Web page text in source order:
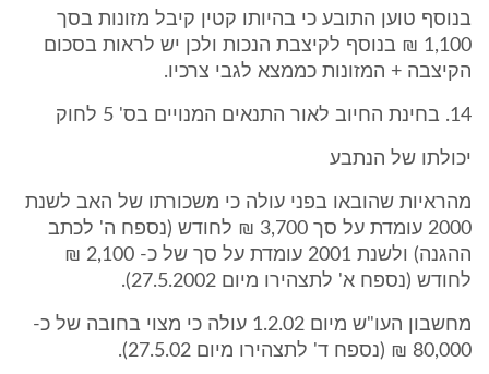
בנוסף טוען התובע כי בהיותו קטין קיבל מזונות בסך
1,100 ₪ בנוסף לקיצבת הנכות ולכן יש לראות בסכום
הקיצבה + המזונות כממצא לגבי צרכיו.
14. בחינת החיוב לאור התנאים המנויים בס' 5 לחוק
יכולתו של הנתבע
מהראיות שהובאו בפני עולה כי משכורתו של האב לשנת
2000 עומדת על סך 3,700 ₪ לחודש (נספח ה' לכתב
ההגנה) ולשנת 2001 עומדת על סך של כ- 2,100 ₪
לחודש (נספח א' לתצהירו מיום 27.5.2002).
מחשבון העו"ש מיום 1.2.02 עולה כי מצוי בחובה של כ-
80,000 ₪ (נספח ד' לתצהירו מיום 27.5.02).